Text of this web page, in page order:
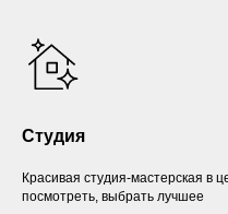
Студия
Красивая студия-мастерская в
посмотреть, выбрать лучшее